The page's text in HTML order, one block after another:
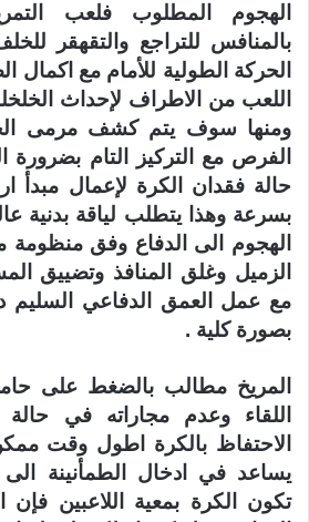
الهجوم المطلوب فلعب
بالمنافس للتراجع والتقهقر
الحركة الطولية للأمام مع
اللعب من الاطراف لإحداث
ومنها سوف يتم كشف مرمى
الفرص مع التركيز التام بضرورة
حالة فقدان الكرة لإعمال مبدأ
بسرعة وهذا يتطلب لياقة بدنية
الهجوم الى الدفاع وفق منظومة
الزميل وغلق المنافذ وتضييق
مع عمل العمق الدفاعي السليم
بصورة كلية .
المريخ مطالب بالضغط على
اللقاء وعدم مجاراته في
الاحتفاظ بالكرة اطول وقت
يساعد في ادخال الطمأنينة الى
تكون الكرة بمعية اللاعبين